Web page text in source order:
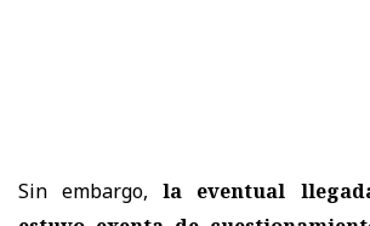
Sin embargo,la eventual